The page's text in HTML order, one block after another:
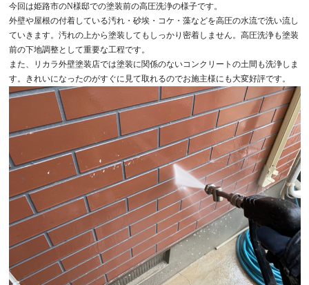
今回は姫路市のN様邸での塗装前の高圧洗浄の様子です。
外壁や屋根の付着している汚れ・砂埃・コケ・藻などを高圧の水流で洗い流し
ていきます。汚れの上から塗装してもしっかり密着しません。高圧洗浄も塗装
前の下地調整として重要な工程です。
また、リカラ外壁塗装店では塗装に関係のないコンクリートの土間も洗浄しま
す。きれいになったのがすぐに見て取れるのでお施主様にも大変好評です。